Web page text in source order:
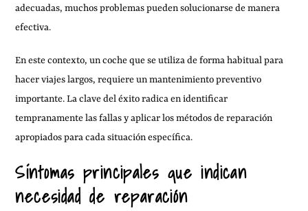
adecuadas, muchos problemas pueden solucionarse de manera
efectiva.
En este contexto, un coche que se utiliza de forma habitual para
hacer viajes largos, requiere un mantenimiento preventivo
importante. La clave del éxito radica en identificar
tempranamente las fallas y aplicar los métodos de reparación
apropiados para cada situación específica.
Síntomas principales que indican
necesidad de reparación